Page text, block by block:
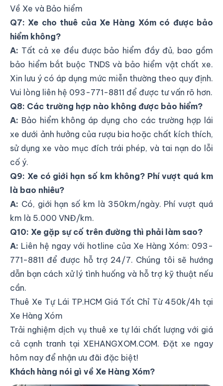
Về Xe và Bảo hiểm
Q7: Xe cho thuê của Xe Hàng Xóm có được bảo
hiểm không?
A: Tất cả xe đều được bảo hiểm đầy đủ, bao gồm
bảo hiểm bắt buộc TNDS và bảo hiểm vật chất xe.
Xin lưu ý có áp dụng mức miễn thường theo quy định.
Vui lòng liên hệ 093-771-8811 để được tư vấn rõ hơn.
Q8: Các trường hợp nào không được bảo hiểm?
A: Bảo hiểm không áp dụng cho các trường hợp lái
xe dưới ảnh hưởng của rượu bia hoặc chất kích thích,
sử dụng xe vào mục đích trái phép, và tai nạn do lỗi
cố ý.
Q9: Xe có giới hạn số km không? Phí vượt quá km
là bao nhiêu?
A: Có, giới hạn số km là 350km/ngày. Phí vượt quá
km là 5.000 VNĐ/km.
Q10: Xe gặp sự cố trên đường thì phải làm sao?
A: Liên hệ ngay với hotline của Xe Hàng Xóm: 093-
771-8811 để được hỗ trợ 24/7. Chúng tôi sẽ hướng
dẫn bạn cách xử lý tình huống và hỗ trợ kỹ thuật nếu
cần.
Thuê Xe Tự Lái TP.HCM Giá Tốt Chỉ Từ 450k/4h tại
Xe Hàng Xóm
Trải nghiệm dịch vụ thuê xe tự lái chất lượng với giá
cả cạnh tranh tại XEHANGXOM.COM. Đặt xe ngay
hôm nay để nhận ưu đãi đặc biệt!
Khách hàng nói gì về Xe Hàng Xóm?